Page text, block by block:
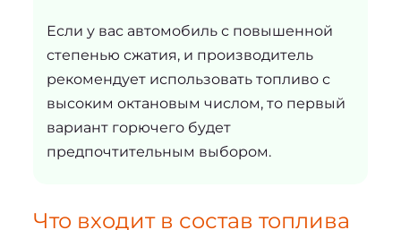
Если у вас автомобиль с повышенной
степенью сжатия, и производитель
рекомендует использовать топливо с
высоким октановым числом, то первый
вариант горючего будет
предпочтительным выбором.
Что входит в состав топлива